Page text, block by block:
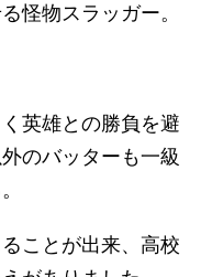
怪物スラッガー。
英雄との勝負を避
のバッターも一級
ことが出来、高校